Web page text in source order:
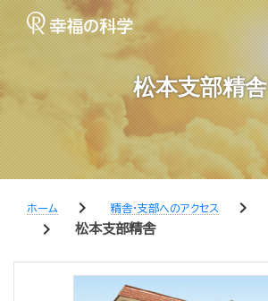
松本支部精舎
ホーム chevron_right 精舎・支部へのアクセス chevron_right
chevron_right 松本支部精舎